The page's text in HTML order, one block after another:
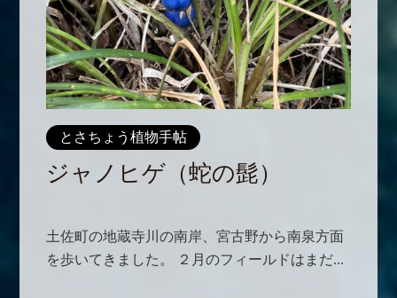
とさちょう植物手帖
ジャノヒゲ（蛇の髭）
土佐町の地蔵寺川の南岸、宮古野から南泉方面
を歩いてきました。 ２月のフィールドはまだ...